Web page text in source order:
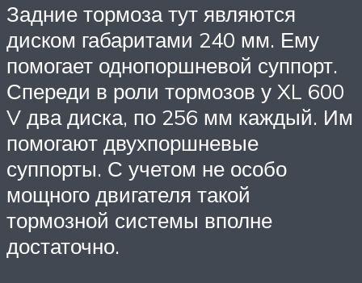
Задние тормоза тут являются
диском габаритами 240 мм. Ему
помогает однопоршневой суппорт.
Спереди в роли тормозов у XL 600
V два диска, по 256 мм каждый. Им
помогают двухпоршневые
суппорты. С учетом не особо
мощного двигателя такой
тормозной системы вполне
достаточно.